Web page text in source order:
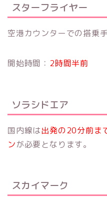
スターフライヤー
空港カウンターでの搭乗
開始時間： 2時間半前
ソラシドエア
国内線は出発の20分前ま
ンが必要となります。
スカイマーク